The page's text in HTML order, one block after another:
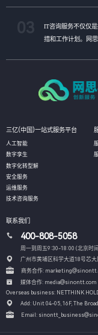
IT咨询服务不仅仅
措和工作计划。网
三亿(中国)一站式服务平台
人工智能
数字孪生
数字化转型解
安全服务
运维服务
技术咨询服务
联系我们
400-808-5058
周一到周五9:30-18:00 (北京时间
广州市黄埔区科学大道18号芯
商务合作:
媒体合作: media@sinontt.com
Overseas business: NETTHINK
Add: Unit 04-05, 16F, The
Email: